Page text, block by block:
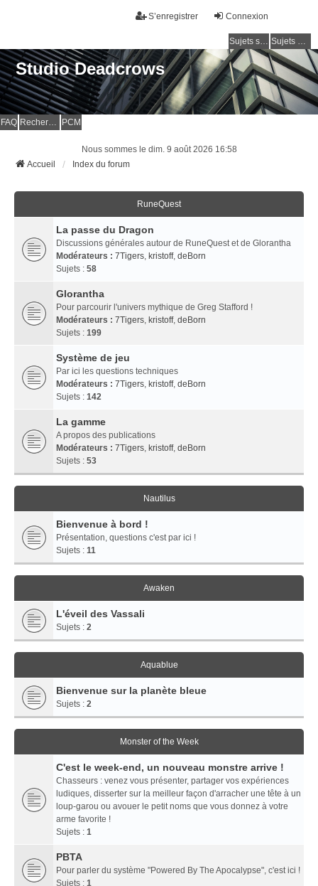
Connexion
S’enregistrer
Sujets sans réponse Sujets actifs
Studio Deadcrows
FAQ Rechercher PCM
Nous sommes le dim. 9 août 2026 16:58
Accueil
Index du forum
RuneQuest
La passe du Dragon
Discussions générales autour de RuneQuest et de Glorantha
Modérateurs : 7Tigers, kristoff, deBorn
Sujets : 58
Glorantha
Pour parcourir l'univers mythique de Greg Stafford !
Modérateurs : 7Tigers, kristoff, deBorn
Sujets : 199
Système de jeu
Par ici les questions techniques
Modérateurs : 7Tigers, kristoff, deBorn
Sujets : 142
La gamme
A propos des publications
Modérateurs : 7Tigers, kristoff, deBorn
Sujets : 53
Nautilus
Bienvenue à bord !
Présentation, questions c'est par ici !
Sujets : 11
Awaken
L'éveil des Vassali
Sujets : 2
Aquablue
Bienvenue sur la planète bleue
Sujets : 2
Monster of the Week
C'est le week-end, un nouveau monstre arrive !
Chasseurs : venez vous présenter, partager vos expériences
ludiques, disserter sur la meilleur façon d'arracher une tête à un
loup-garou ou avouer le petit noms que vous donnez à votre
arme favorite !
Sujets : 1
PBTA
Pour parler du système "Powered By The Apocalypse", c'est ici !
Sujets : 1